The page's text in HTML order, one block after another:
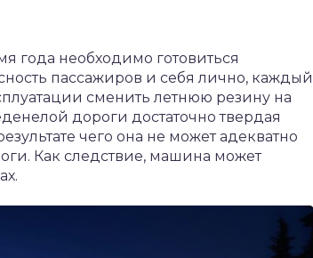
года необходимо готовиться
пассажиров и себя лично, каждый
сменить летнюю резину на
дороги достаточно твердая
чего она не может адекватно
Как следствие, машина может